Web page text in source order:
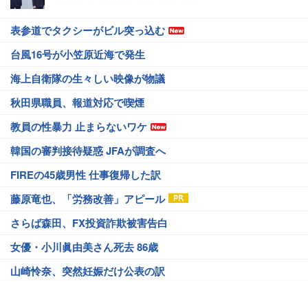
表参道でタクシーがビル突っ込む
台風16号が小笠原近海で発生
海上自衛隊の生々しい映像が物議
秋田県職員、報道対応で喫煙
教員の性暴力 止まらないワケ
韓国の審判接待疑惑 JFAが調査へ
FIREの45歳男性 仕事復帰した訳
藤原竜也、「労務改善」アピール
さらば森田、FX投資詐欺被害告白
女優・小川眞由美さん死去 86歳
山崎怜奈、突然妊娠だけ公表の訳